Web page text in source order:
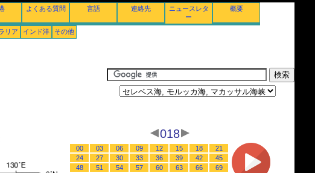
よくある質問 言語 連絡先
ニュースレタ
ー
概要
リア インド洋 その他
018
00 03 06 09 12 15 18
21
24
27 30 33 36 39 42
45
48
51 54 57 60 63 66
69